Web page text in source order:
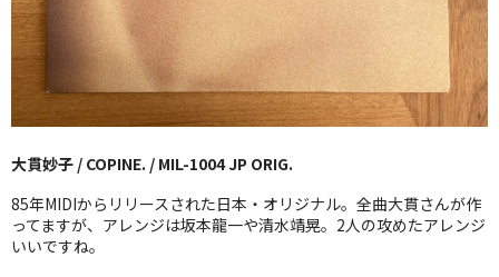
JAZZ-US
BLUE NOTE
JAZZ-EU
JAZZ-JP
大貫妙子 / COPINE. / MIL-1004 JP ORIG.
85年MIDIからリリースされた日本・オリジナル。全曲大貫さんが作
ってますが、アレンジは坂本龍一や清水靖晃。2人の攻めたアレンジ
いいですね。